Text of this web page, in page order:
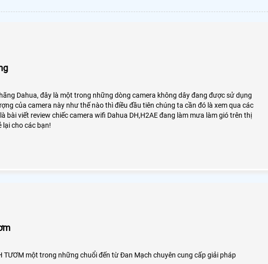
Dahua, đây là một trong những dòng camera không dây đang được sử dụng
của camera này như thế nào thì điều đầu tiên chúng ta cần đó là xem qua các
bài viết review chiếc camera wifi Dahua DH,H2AE đang làm mưa làm gió trên thị
lại cho các bạn!
TƯƠM một trong những chuổi đến từ Đan Mạch chuyên cung cấp giải pháp